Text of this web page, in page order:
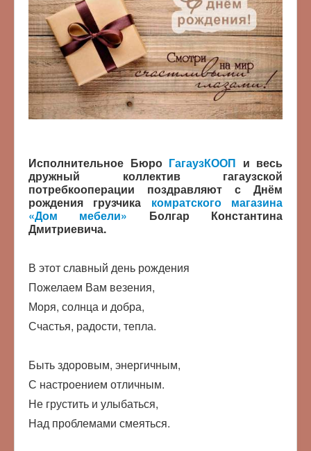
Исполнительное Бюро ГагаузКООП и весь
дружный коллектив гагаузской
потребкооперации поздравляют с Днём
рождения грузчика комратского магазина
«Дом мебели» Болгар Константина
Дмитриевича.
В этот славный день рождения
Пожелаем Вам везения,
Моря, солнца и добра,
Счастья, радости, тепла.
Быть здоровым, энергичным,
С настроением отличным.
Не грустить и улыбаться,
Над проблемами смеяться.